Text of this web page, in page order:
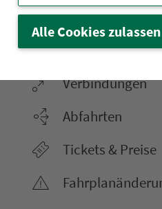
22.000
ter­neh­men.
Ver­bin­dungen
Abfahrten
Tickets & Preise
Alle Cookies zulassen